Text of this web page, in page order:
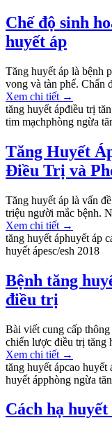
Chế độ sinh
huyết áp
Tăng huyết áp là bệnh
vong và tàn phế. Chẩn
Xem chi tiết →
tăng huyết ápđiều trị
tim mạchphòng ngừa
Tăng Huyết
Điều Trị và
Tăng huyết áp là vấn
triệu người mắc bệnh.
Xem chi tiết →
tăng huyết áphuyết áp
huyết ápesc/esh 2018
Bệnh tăng
điều trị
Bài viết cung cấp
chiến lược điều trị tăng
Xem chi tiết →
tăng huyết ápcao huyết
huyết ápphòng ngừa
Cách hạ